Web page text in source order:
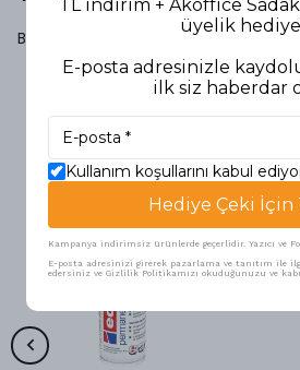
Bu ürün için henüz yorum
TL indirim + Akoffice
üyelik
E-posta adresinizle
ilk siz haberdar
Kullanım koşullarını kabul
Hediye Çeki İçin
Kampanya indirimsiz ürünlerde geçerlidir. Yazıcı ve
E-posta adresinizi girerek pazarlama ve tanıtım ile
edersiniz ve Gizlilik Politikamızı okuduğunuzu ve